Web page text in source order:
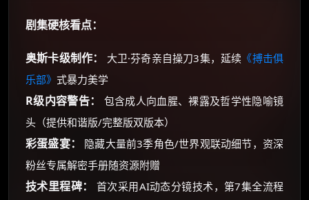
剧集硬核看点：
奥斯卡级制作： 大卫·芬奇亲自操刀3集，延续 《搏击俱
乐部》 式暴力美学
R级内容警告：
包含成人向血腥、裸露及哲学性隐喻镜
头（提供和谐版/完整版双版本）
彩蛋盛宴：
隐藏大量前3季角色/世界观联动细节，资深
粉丝专属解密手册随资源附赠
技术里程碑：
首次采用AI动态分镜技术，第7集全流程